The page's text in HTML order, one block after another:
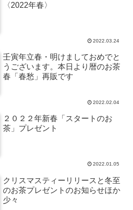
〈2022年春〉
2022.03.24
壬寅年立春・明けましておめでと
うございます。本日より暦のお茶
春「春愁」再販です
2022.02.04
２０２２年新春「スタートのお
茶」プレゼント
2022.01.05
クリスマスティーリリースと冬至
のお茶プレゼントのお知らせほか
少々